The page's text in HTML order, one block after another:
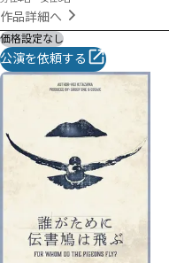
作品詳細へ
価格設定なし
公演を依頼する